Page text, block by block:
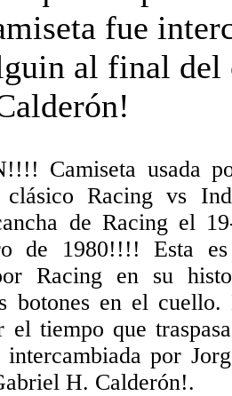
Camiseta usada
Racing vs
de Racing el
de 1980!!!! Esta
Racing en su
botones en el
el tiempo que
intercambiada por
H. Calderón!.